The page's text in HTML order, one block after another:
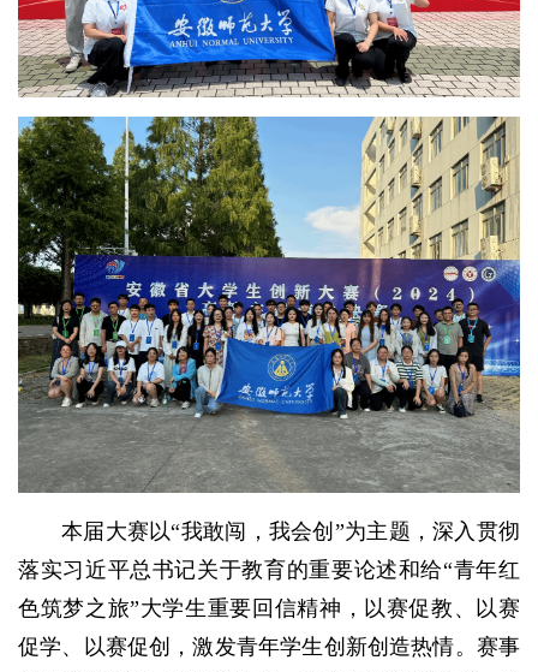
本届大赛以“我敢闯，我会创”为主题，深入贯彻
落实习近平总书记关于教育的重要论述和给“青年红
色筑梦之旅”大学生重要回信精神，以赛促教、以赛
促学、以赛促创，激发青年学生创新创造热情。赛事